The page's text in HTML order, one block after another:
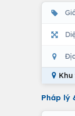
Khu
Pháp lý